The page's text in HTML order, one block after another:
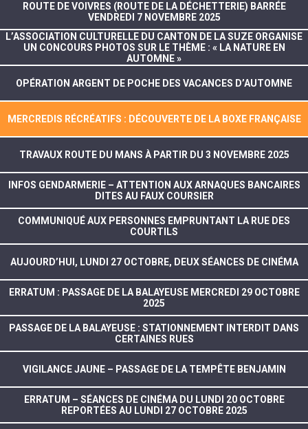
ROUTE DE VOIVRES (ROUTE DE LA DÉCHETTERIE) BARRÉE
VENDREDI 7 NOVEMBRE 2025
L’ASSOCIATION CULTURELLE DU CANTON DE LA SUZE ORGANISE
UN CONCOURS PHOTOS SUR LE THÈME : « LA NATURE EN
AUTOMNE »
OPÉRATION ARGENT DE POCHE DES VACANCES D’AUTOMNE
MERCREDIS RÉCRÉATIFS : DÉCOUVERTE DE LA BOXE FRANÇAISE
TRAVAUX ROUTE DU MANS À PARTIR DU 3 NOVEMBRE 2025
INFOS GENDARMERIE – ATTENTION AUX ARNAQUES BANCAIRES
DITES AU FAUX COURSIER
COMMUNIQUÉ AUX PERSONNES EMPRUNTANT LA RUE DES
COURTILS
AUJOURD’HUI, LUNDI 27 OCTOBRE, DEUX SÉANCES DE CINÉMA
ERRATUM : PASSAGE DE LA BALAYEUSE MERCREDI 29 OCTOBRE
2025
PASSAGE DE LA BALAYEUSE : STATIONNEMENT INTERDIT DANS
CERTAINES RUES
VIGILANCE JAUNE – PASSAGE DE LA TEMPÊTE BENJAMIN
ERRATUM – SÉANCES DE CINÉMA DU LUNDI 20 OCTOBRE
REPORTÉES AU LUNDI 27 OCTOBRE 2025